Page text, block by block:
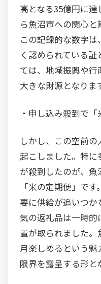
高となる35億円に
ら魚沼市への関心と
この記録的な数字
く認められている証
ては、地域振興や
大きな財源となりま
・申し込み殺到で
しかし、この空前
起こしました。特
が殺到したのが、
「米の定期便」で
要に供給が追いつか
気の返礼品は一時
置が取られました
月楽しめるという
限界を露呈する形と